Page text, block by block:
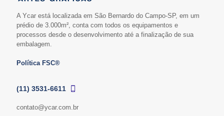
A Ycar está localizada em São Bernardo do Campo-SP, em um
prédio de 3.000m², conta com todos os equipamentos e
processos desde o desenvolvimento até a finalização de sua
embalagem.
Política FSC®
(11) 3531-6611
contato@ycar.com.br